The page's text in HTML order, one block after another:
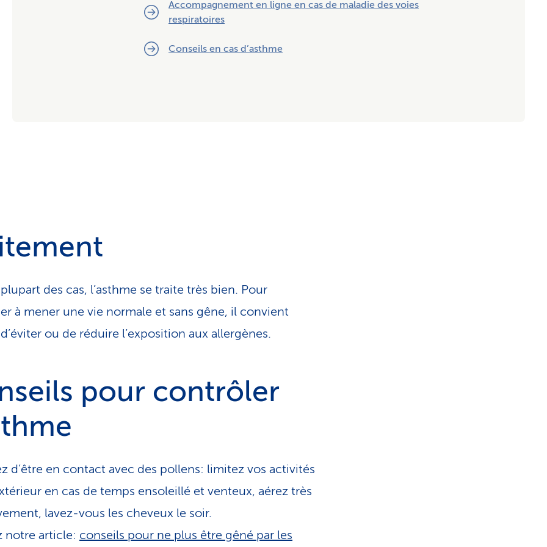
Accompagnement en ligne en cas de maladie des voies
respiratoires
Conseils en cas d’asthme
des cas, l’asthme se traite très bien. Pour
à mener une vie normale et sans gêne, il convient
ou de réduire l’exposition aux allergènes.
pour contrôler
d’être en contact avec des pollens: limitez vos activités
en cas de temps ensoleillé et venteux, aérez très
lavez-vous les cheveux le soir.
notre article: conseils pour ne plus être gêné par les